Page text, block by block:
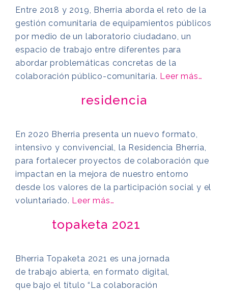
Entre 2018 y 2019, Bherria aborda el reto de la
gestión comunitaria de equipamientos públicos
por medio de un laboratorio ciudadano, un
espacio de trabajo entre diferentes para
abordar problemáticas concretas de la
colaboración público-comunitaria. Leer más…
residencia
En 2020 Bherria presenta un nuevo formato,
intensivo y convivencial, la Residencia Bherria,
para fortalecer proyectos de colaboración que
impactan en la mejora de nuestro entorno
desde los valores de la participación social y el
voluntariado. Leer más…
topaketa 2021
Bherria Topaketa 2021 es una jornada
de trabajo abierta, en formato digital,
que bajo el título “La colaboración